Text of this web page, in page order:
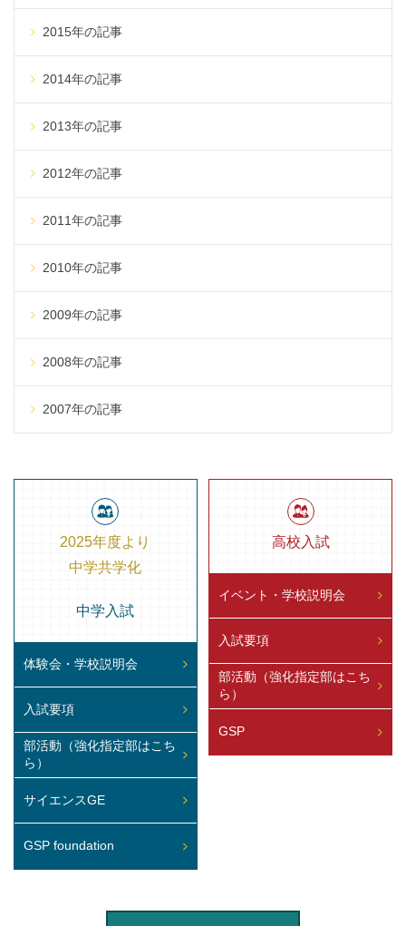
2015年の記事
2014年の記事
2013年の記事
2012年の記事
2011年の記事
2010年の記事
2009年の記事
2008年の記事
2007年の記事
2025年度より
中学共学化
中学入試
体験会・学校説明会
入試要項
部活動（強化指定部はこち
ら）
サイエンスGE
GSP foundation
高校入試
イベント・学校説明会
入試要項
部活動（強化指定部はこち
ら）
GSP